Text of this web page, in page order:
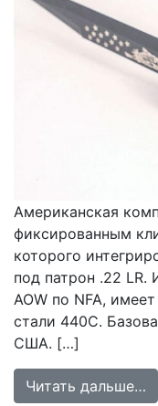
Американская
фиксированным
которого
под патрон .22 LR.
AOW по NFA,
стали 440C.
США. […]
Читать дальше…